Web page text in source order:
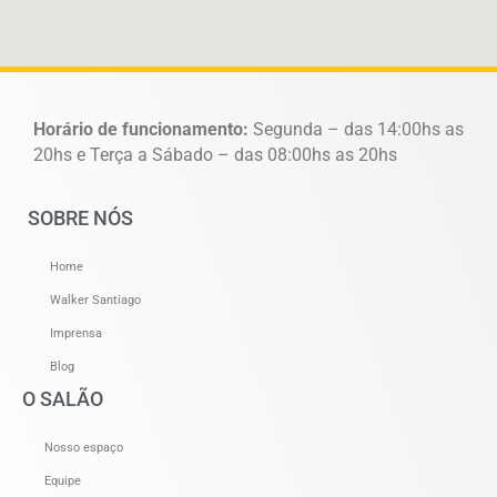
Horário de funcionamento: Segunda – das 14:00hs as
20hs e Terça a Sábado – das 08:00hs as 20hs
SOBRE NÓS
Home
Walker Santiago
Imprensa
Blog
O SALÃO
Nosso espaço
Equipe